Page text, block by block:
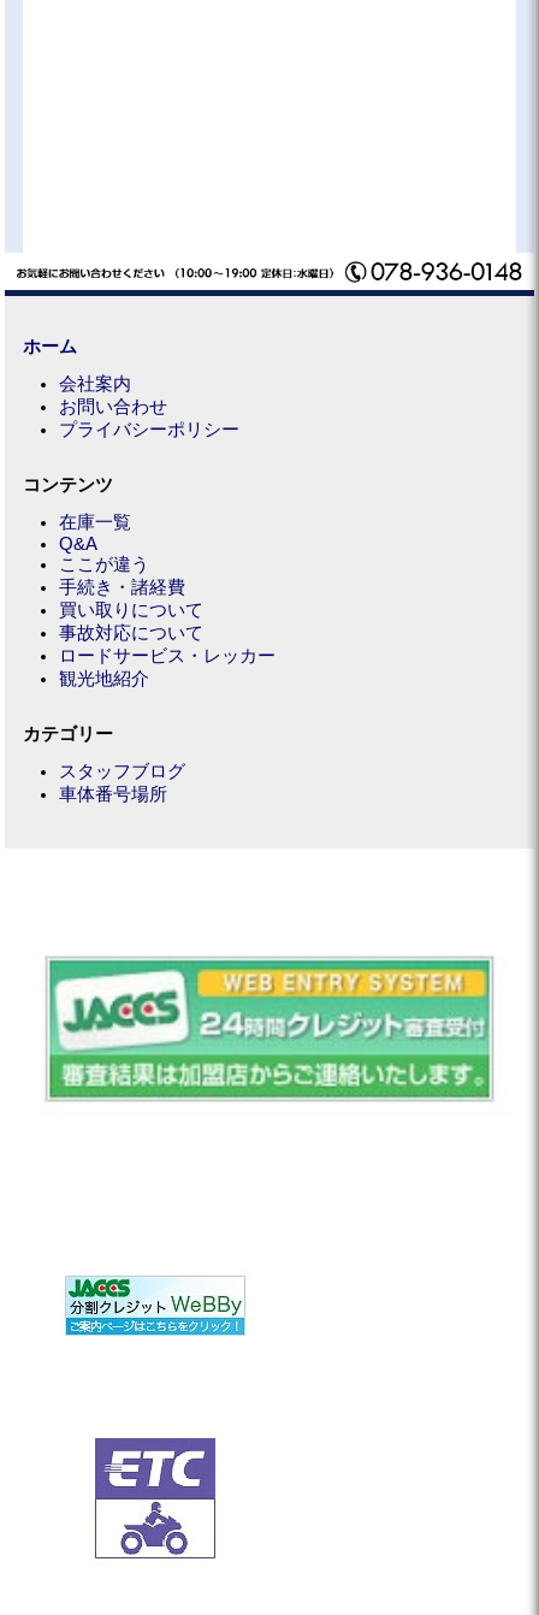
ホーム
会社案内
お問い合わせ
プライバシーポリシー
コンテンツ
在庫一覧
Q&A
ここが違う
手続き・諸経費
買い取りについて
事故対応について
ロードサービス・レッカー
観光地紹介
カテゴリー
スタッフブログ
車体番号場所